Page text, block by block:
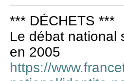
*** DÉCHETS ***
Le débat national
en 2005
https://